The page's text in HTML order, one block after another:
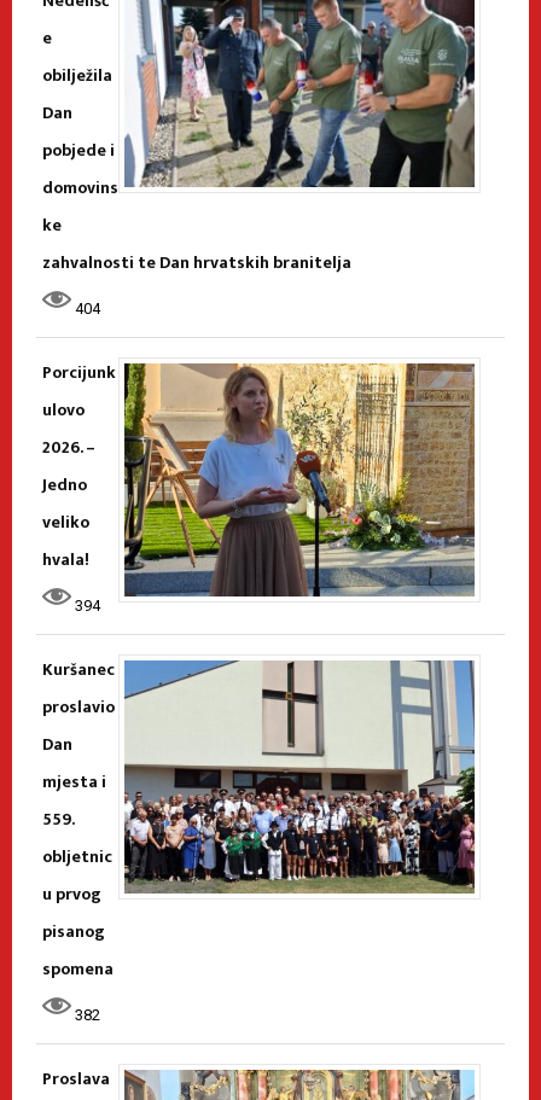
e
obilježila
Dan
pobjede i
domovins
ke
zahvalnosti te Dan hrvatskih branitelja
404
Porcijunk
ulovo
2026. –
Jedno
veliko
hvala!
394
Kuršanec
proslavio
Dan
mjesta i
559.
obljetnic
u prvog
pisanog
spomena
382
Proslava